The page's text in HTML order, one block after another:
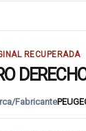
RECUPERADA
Fabricante